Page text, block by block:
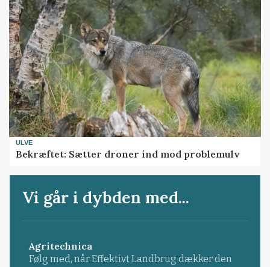
ULVE
Bekræftet: Sætter droner ind mod problemulv
Vi går i dybden med...
Agritechnica
Følg med, når Effektivt Landbrug dækker den